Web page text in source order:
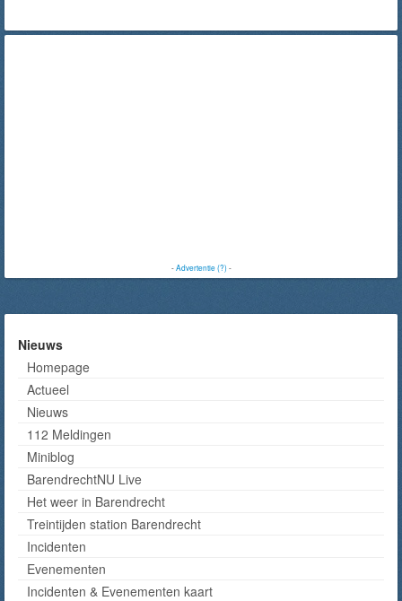
-Advertentie (?)-
Nieuws
Homepage
Actueel
Nieuws
112 Meldingen
Miniblog
BarendrechtNU Live
Het weer in Barendrecht
Treintijden station Barendrecht
Incidenten
Evenementen
Incidenten & Evenementen kaart